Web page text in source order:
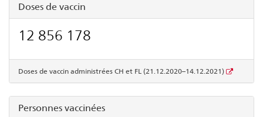
Doses de vaccin
12 856 178
Doses de vaccin administrées CH et FL (21.12.2020–14.12.2021)
Personnes vaccinées